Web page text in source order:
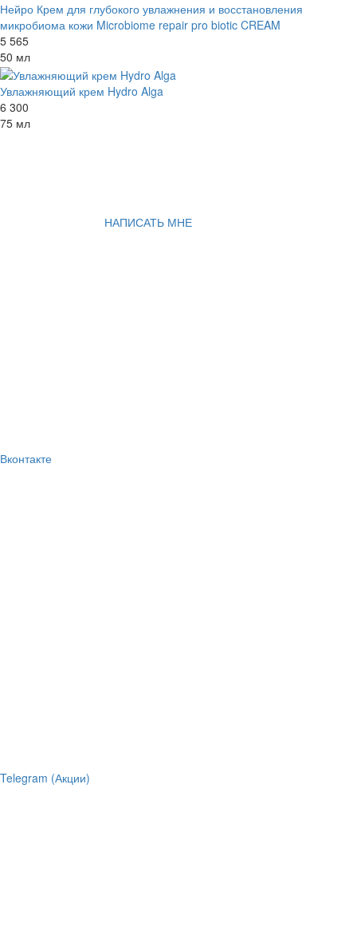
Нейро Крем для глубокого увлажнения и восстановления
микробиома кожи Microbiome repair pro biotic CREAM
5 565
50 мл
Увлажняющий крем Hydro Alga
6 300
75 мл
НАПИСАТЬ МНЕ
Вконтакте
Telegram (Акции)